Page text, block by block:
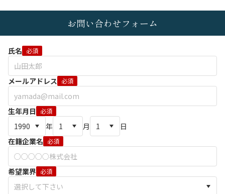
お問い合わせフォーム
氏名 必須
メールアドレス 必須
生年月日 必須
年 月
日
在籍企業名 必須
希望業界 必須